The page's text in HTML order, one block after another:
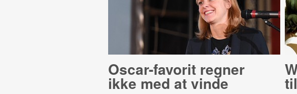
Oscar-favorit regner
ikke med at vinde